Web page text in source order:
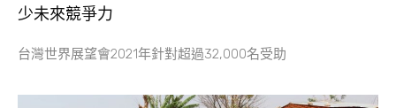
少未來競爭力
台灣世界展望會2021年針對超過32,000名受助